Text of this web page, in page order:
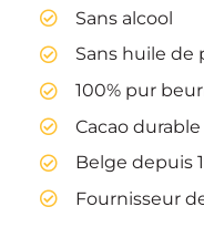
Sans alcool
Sans huile de
100% pur
Cacao durable
Belge depuis
Fournisseur